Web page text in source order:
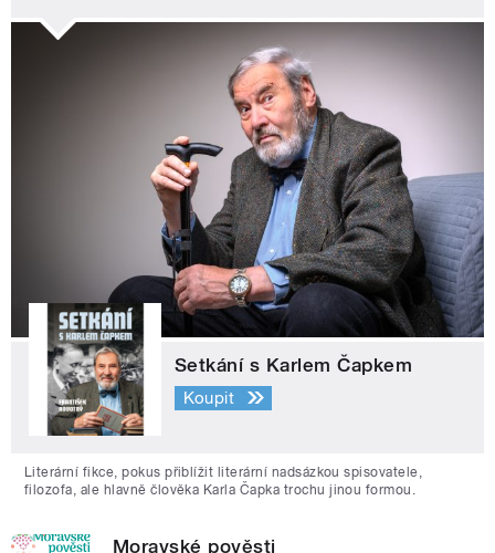
Setkání s Karlem Čapkem
Koupit
Literární fikce, pokus přiblížit literární nadsázkou spisovatele,
filozofa, ale hlavně člověka Karla Čapka trochu jinou formou.
Moravské pověsti